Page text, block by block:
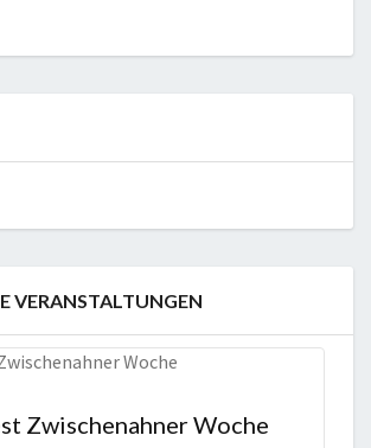
VERANSTALTUNGEN
Zwischenahner Woche